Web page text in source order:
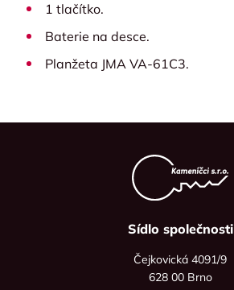
1 tlačítko.
Baterie na desce.
Planžeta JMA VA-61C3.
Sídlo společnosti
Čejkovická 4091/9
628 00 Brno